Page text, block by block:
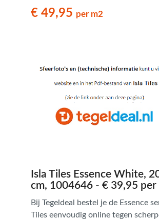
nuances in tinten. Deze serie heeft
eigentijds design in 4 natuurlijke
€ 49,95 per m2
Isla Tiles Essence White,
cm, 1004646 - € 39,95 per
Palletdeal op aanvraag
Bij Tegeldeal bestel je de Essence
Tiles eenvoudig online tegen